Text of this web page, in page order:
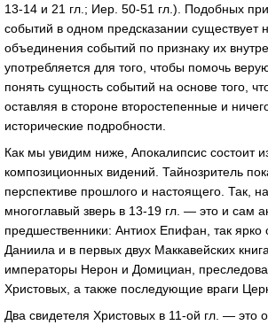
13-14 и 21 гл.; Иер. 50-51 гл.). Подобных
событий в одном предсказании существует
объединения событий по признаку их
употребляется для того, чтобы помочь
понять сущность событий на основе того,
оставляя в стороне второстепенные и
исторические подробности.
Как мы увидим ниже, Апокалипсис состоит
композиционных видений. Тайнозритель
перспективе прошлого и настоящего. Так,
многоглавый зверь в 13-19 гл. — это и сам
предшественники: Антиох Епифан, так ярко
Даниила и в первых двух Маккавейских
императоры Нерон и Домициан,
Христовых, а также последующие враги
Два свидетеля Христовых в 11-ой гл. — это